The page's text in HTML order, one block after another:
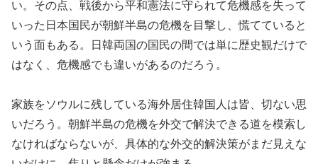
い。その点、戦後から平和憲法に守られて危機感を失って
いった日本国民が朝鮮半島の危機を目撃し、慌てていると
いう面もある。日韓両国の国民の間では単に歴史観だけで
はなく、危機感でも違いがあるのだろう。
家族をソウルに残している海外居住韓国人は皆、切ない思
いだろう。朝鮮半島の危機を外交で解決できる道を模索し
なければならないが、具体的な外交的解決策がまだ見えな